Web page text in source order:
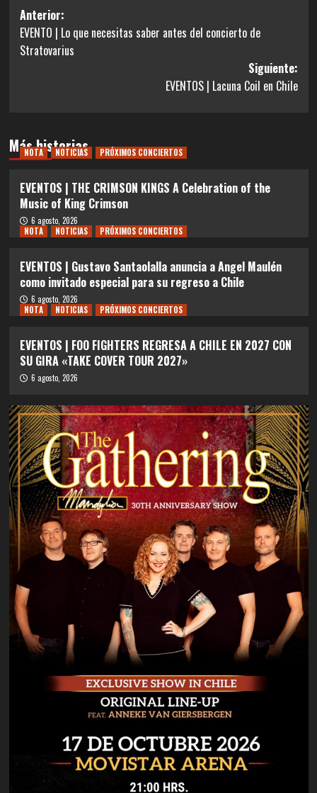
Navegación
de
entradas
Anterior:
EVENTO | Lo que necesitas saber antes del concierto de
Stratovarius
Siguiente:
EVENTOS | Lacuna Coil en Chile
Más historias
NOTA NOTICIAS PRÓXIMOS CONCIERTOS
EVENTOS | THE CRIMSON KINGS A Celebration of the
Music of King Crimson
6 agosto, 2026
NOTA
NOTICIAS PRÓXIMOS CONCIERTOS
EVENTOS | Gustavo Santaolalla anuncia a Angel Maulén
como invitado especial para su regreso a Chile
6 agosto, 2026
NOTA
NOTICIAS PRÓXIMOS CONCIERTOS
EVENTOS | FOO FIGHTERS REGRESA A CHILE EN 2027 CON
SU GIRA «TAKE COVER TOUR 2027»
6 agosto, 2026